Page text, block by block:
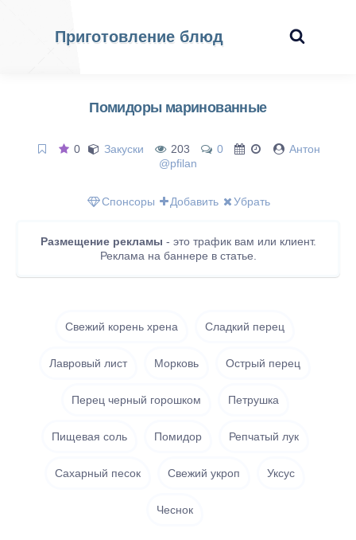
Приготовление блюд
Помидоры маринованные
0 Закуски 203 0
Антон
@pfilan
Спонсоры Добавить Убрать
Размещение рекламы - это трафик вам или клиент.
Реклама на баннере в статье.
Cвежий корень хрена Cладкий перец
Лавровый лист Морковь Острый перец
Перец черный горошком Петрушка
Пищевая соль Помидор Репчатый лук
Сахарный песок Свежий укроп Уксус
Чеснок